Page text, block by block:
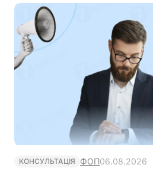
КОНСУЛЬТАЦІЯ ФОП06.08.2026